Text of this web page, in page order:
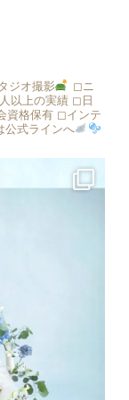
ジオ撮影
◻︎ニ
以上の実績 ◻︎日
資格保有 ◻︎インテ
公式ラインへ